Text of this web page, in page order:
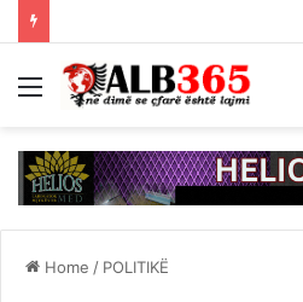
Menu
Home / POLITIKË